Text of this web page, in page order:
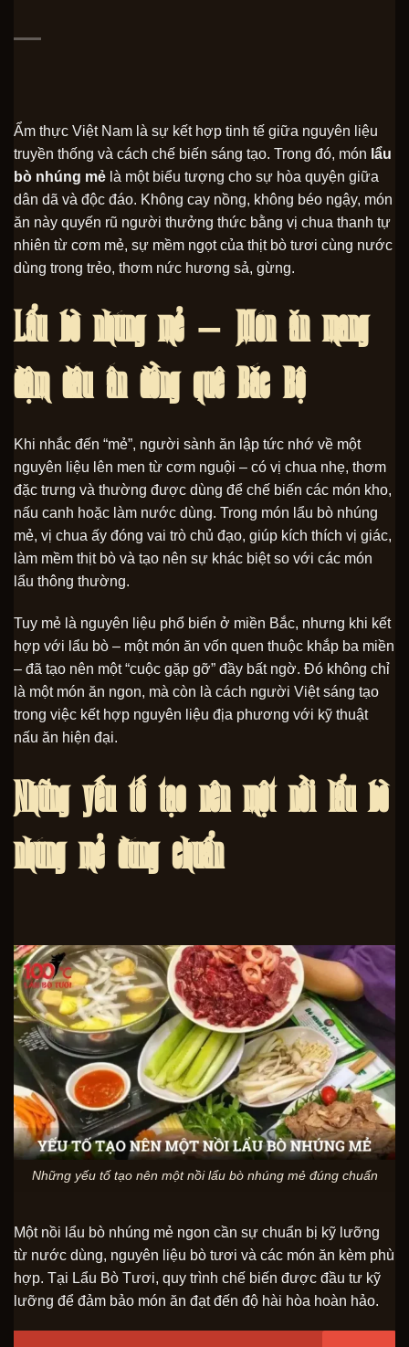
Ẩm thực Việt Nam là sự kết hợp tinh tế giữa nguyên liệu
truyền thống và cách chế biến sáng tạo. Trong đó, món lẩu
bò nhúng mẻ là một biểu tượng cho sự hòa quyện giữa
dân dã và độc đáo. Không cay nồng, không béo ngậy, món
ăn này quyến rũ người thưởng thức bằng vị chua thanh tự
nhiên từ cơm mẻ, sự mềm ngọt của thịt bò tươi cùng nước
dùng trong trẻo, thơm nức hương sả, gừng.
Lẩu bò nhúng mẻ – Món ăn mang
đậm dấu ấn đồng quê Bắc Bộ
Khi nhắc đến “mẻ”, người sành ăn lập tức nhớ về một
nguyên liệu lên men từ cơm nguội – có vị chua nhẹ, thơm
đặc trưng và thường được dùng để chế biến các món kho,
nấu canh hoặc làm nước dùng. Trong món lẩu bò nhúng
mẻ, vị chua ấy đóng vai trò chủ đạo, giúp kích thích vị giác,
làm mềm thịt bò và tạo nên sự khác biệt so với các món
lẩu thông thường.
Tuy mẻ là nguyên liệu phổ biến ở miền Bắc, nhưng khi kết
hợp với lẩu bò – một món ăn vốn quen thuộc khắp ba miền
– đã tạo nên một “cuộc gặp gỡ” đầy bất ngờ. Đó không chỉ
là một món ăn ngon, mà còn là cách người Việt sáng tạo
trong việc kết hợp nguyên liệu địa phương với kỹ thuật
nấu ăn hiện đại.
Những yếu tố tạo nên một nồi lẩu bò
nhúng mẻ đúng chuẩn
Những yếu tố tạo nên một nồi lẩu bò nhúng mẻ đúng chuẩn
Một nồi lẩu bò nhúng mẻ ngon cần sự chuẩn bị kỹ lưỡng
từ nước dùng, nguyên liệu bò tươi và các món ăn kèm phù
hợp. Tại Lẩu Bò Tươi, quy trình chế biến được đầu tư kỹ
lưỡng để đảm bảo món ăn đạt đến độ hài hòa hoàn hảo.